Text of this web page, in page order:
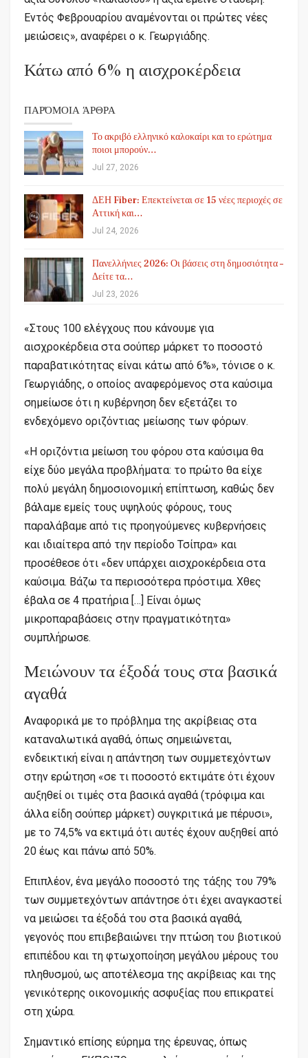
Εντός Φεβρουαρίου αναμένονται οι πρώτες νέες
μειώσεις», αναφέρει ο κ. Γεωργιάδης.
Κάτω από 6% η αισχροκέρδεια
ΠΑΡΌΜΟΙΑ ΆΡΘΡΑ
Το ακριβό ελληνικό καλοκαίρι και το ερώτημα
ποιοι μπορούν…
Jul 27, 2026
ΔΕΗ Fiber: Επεκτείνεται σε 15 νέες περιοχές σε
Αττική και…
Jul 24, 2026
Πανελλήνιες 2026: Οι βάσεις στη δημοσιότητα –
Δείτε τα…
Jul 23, 2026
«Στους 100 ελέγχους που κάνουμε για
αισχροκέρδεια στα σούπερ μάρκετ το ποσοστό
παραβατικότητας είναι κάτω από 6%», τόνισε ο κ.
Γεωργιάδης, ο οποίος αναφερόμενος στα καύσιμα
σημείωσε ότι η κυβέρνηση δεν εξετάζει το
ενδεχόμενο οριζόντιας μείωσης των φόρων.
«Η οριζόντια μείωση του φόρου στα καύσιμα θα
είχε δύο μεγάλα προβλήματα: το πρώτο θα είχε
πολύ μεγάλη δημοσιονομική επίπτωση, καθώς δεν
βάλαμε εμείς τους υψηλούς φόρους, τους
παραλάβαμε από τις προηγούμενες κυβερνήσεις
και ιδιαίτερα από την περίοδο Τσίπρα» και
προσέθεσε ότι «δεν υπάρχει αισχροκέρδεια στα
καύσιμα. Βάζω τα περισσότερα πρόστιμα. Χθες
έβαλα σε 4 πρατήρια […] Είναι όμως
μικροπαραβάσεις στην πραγματικότητα»
συμπλήρωσε.
Μειώνουν τα έξοδά τους στα βασικά
αγαθά
Αναφορικά με το πρόβλημα της ακρίβειας στα
καταναλωτικά αγαθά, όπως σημειώνεται,
ενδεικτική είναι η απάντηση των συμμετεχόντων
στην ερώτηση «σε τι ποσοστό εκτιμάτε ότι έχουν
αυξηθεί οι τιμές στα βασικά αγαθά (τρόφιμα και
άλλα είδη σούπερ μάρκετ) συγκριτικά με πέρυσι»,
με το 74,5% να εκτιμά ότι αυτές έχουν αυξηθεί από
20 έως και πάνω από 50%.
Επιπλέον, ένα μεγάλο ποσοστό της τάξης του 79%
των συμμετεχόντων απάντησε ότι έχει αναγκαστεί
να μειώσει τα έξοδά του στα βασικά αγαθά,
γεγονός που επιβεβαιώνει την πτώση του βιοτικού
επιπέδου και τη φτωχοποίηση μεγάλου μέρους του
πληθυσμού, ως αποτέλεσμα της ακρίβειας και της
γενικότερης οικονομικής ασφυξίας που επικρατεί
στη χώρα.
Σημαντικό επίσης εύρημα της έρευνας, όπως